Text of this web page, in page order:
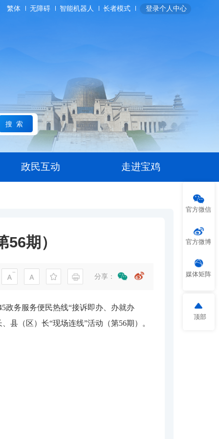
繁体 无障碍 智能机器人 长者模式 登录个人中心
搜索
政民互动 走进宝鸡
官方微信
官方微博
媒体矩阵
顶部
期）
分享：
政务服务便民热线“接诉即办、办就办
、县（区）长“现场连线”活动（第56期）。